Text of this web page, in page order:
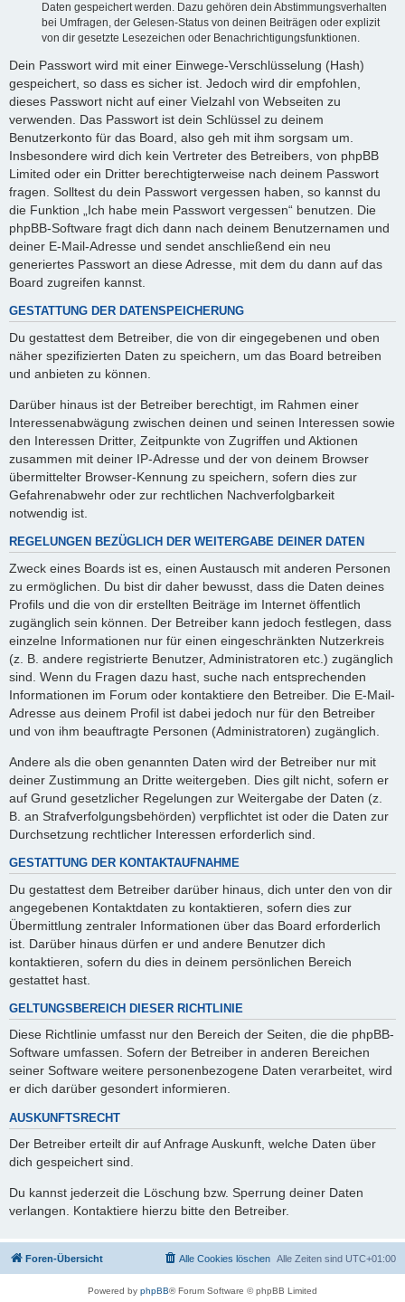
Daten gespeichert werden. Dazu gehören dein Abstimmungsverhalten
bei Umfragen, der Gelesen-Status von deinen Beiträgen oder explizit
von dir gesetzte Lesezeichen oder Benachrichtigungsfunktionen.
Dein Passwort wird mit einer Einwege-Verschlüsselung (Hash)
gespeichert, so dass es sicher ist. Jedoch wird dir empfohlen,
dieses Passwort nicht auf einer Vielzahl von Webseiten zu
verwenden. Das Passwort ist dein Schlüssel zu deinem
Benutzerkonto für das Board, also geh mit ihm sorgsam um.
Insbesondere wird dich kein Vertreter des Betreibers, von phpBB
Limited oder ein Dritter berechtigterweise nach deinem Passwort
fragen. Solltest du dein Passwort vergessen haben, so kannst du
die Funktion „Ich habe mein Passwort vergessen“ benutzen. Die
phpBB-Software fragt dich dann nach deinem Benutzernamen und
deiner E-Mail-Adresse und sendet anschließend ein neu
generiertes Passwort an diese Adresse, mit dem du dann auf das
Board zugreifen kannst.
GESTATTUNG DER DATENSPEICHERUNG
Du gestattest dem Betreiber, die von dir eingegebenen und oben
näher spezifizierten Daten zu speichern, um das Board betreiben
und anbieten zu können.
Darüber hinaus ist der Betreiber berechtigt, im Rahmen einer
Interessenabwägung zwischen deinen und seinen Interessen sowie
den Interessen Dritter, Zeitpunkte von Zugriffen und Aktionen
zusammen mit deiner IP-Adresse und der von deinem Browser
übermittelter Browser-Kennung zu speichern, sofern dies zur
Gefahrenabwehr oder zur rechtlichen Nachverfolgbarkeit
notwendig ist.
REGELUNGEN BEZÜGLICH DER WEITERGABE DEINER DATEN
Zweck eines Boards ist es, einen Austausch mit anderen Personen
zu ermöglichen. Du bist dir daher bewusst, dass die Daten deines
Profils und die von dir erstellten Beiträge im Internet öffentlich
zugänglich sein können. Der Betreiber kann jedoch festlegen, dass
einzelne Informationen nur für einen eingeschränkten Nutzerkreis
(z. B. andere registrierte Benutzer, Administratoren etc.) zugänglich
sind. Wenn du Fragen dazu hast, suche nach entsprechenden
Informationen im Forum oder kontaktiere den Betreiber. Die E-Mail-
Adresse aus deinem Profil ist dabei jedoch nur für den Betreiber
und von ihm beauftragte Personen (Administratoren) zugänglich.
Andere als die oben genannten Daten wird der Betreiber nur mit
deiner Zustimmung an Dritte weitergeben. Dies gilt nicht, sofern er
auf Grund gesetzlicher Regelungen zur Weitergabe der Daten (z.
B. an Strafverfolgungsbehörden) verpflichtet ist oder die Daten zur
Durchsetzung rechtlicher Interessen erforderlich sind.
GESTATTUNG DER KONTAKTAUFNAHME
Du gestattest dem Betreiber darüber hinaus, dich unter den von dir
angegebenen Kontaktdaten zu kontaktieren, sofern dies zur
Übermittlung zentraler Informationen über das Board erforderlich
ist. Darüber hinaus dürfen er und andere Benutzer dich
kontaktieren, sofern du dies in deinem persönlichen Bereich
gestattet hast.
GELTUNGSBEREICH DIESER RICHTLINIE
Diese Richtlinie umfasst nur den Bereich der Seiten, die die phpBB-
Software umfassen. Sofern der Betreiber in anderen Bereichen
seiner Software weitere personenbezogene Daten verarbeitet, wird
er dich darüber gesondert informieren.
AUSKUNFTSRECHT
Der Betreiber erteilt dir auf Anfrage Auskunft, welche Daten über
dich gespeichert sind.
Du kannst jederzeit die Löschung bzw. Sperrung deiner Daten
verlangen. Kontaktiere hierzu bitte den Betreiber.
Foren-Übersicht Alle Zeiten sind UTC+01:00
Alle Cookies löschen
Powered by phpBB® Forum Software © phpBB Limited